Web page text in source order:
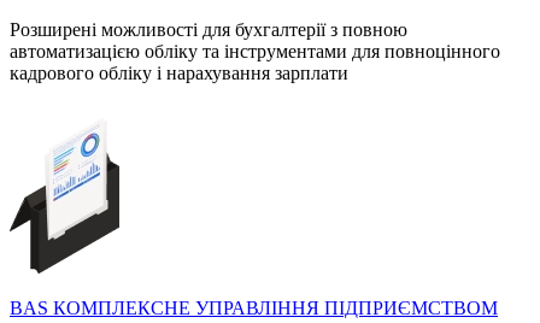
Розширені можливості для бухгалтерії з повною
автоматизацією обліку та інструментами для повноцінного
кадрового обліку і нарахування зарплати
BAS КОМПЛЕКСНЕ УПРАВЛІННЯ ПІДПРИЄМСТВОМ